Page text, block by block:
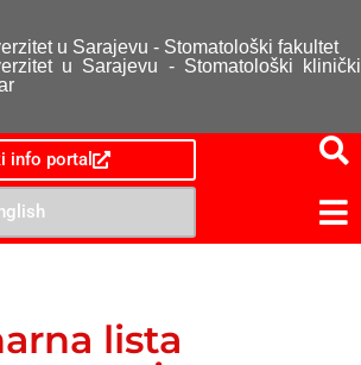
u Sarajevu - Stomatološki fakultet
u Sarajevu - Stomatološki klinički
info portal
lista